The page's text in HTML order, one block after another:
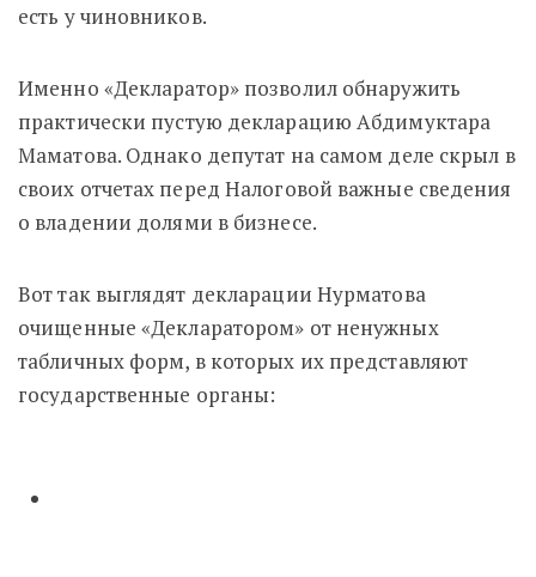
есть у чиновников.
Именно «Декларатор» позволил обнаружить
практически пустую декларацию Абдимуктара
Маматова. Однако депутат на самом деле скрыл в
своих отчетах перед Налоговой важные сведения
о владении долями в бизнесе.
Вот так выглядят декларации Нурматова
очищенные «Декларатором» от ненужных
табличных форм, в которых их представляют
государственные органы: